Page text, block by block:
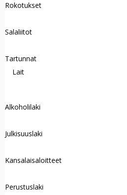
Rokotukset
Salaliitot
Tartunnat
Lait
Alkoholilaki
Julkisuuslaki
Kansalaisaloitteet
Perustuslaki